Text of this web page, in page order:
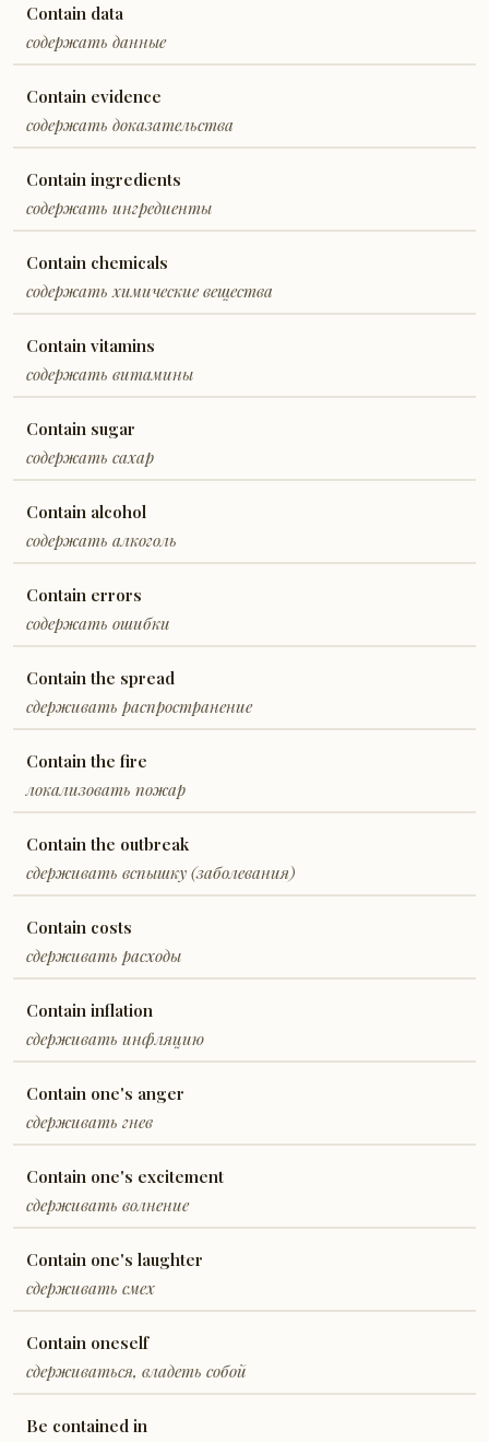
Contain data
содержать данные
Contain evidence
содержать доказательства
Contain ingredients
содержать ингредиенты
Contain chemicals
содержать химические вещества
Contain vitamins
содержать витамины
Contain sugar
содержать сахар
Contain alcohol
содержать алкоголь
Contain errors
содержать ошибки
Contain the spread
сдерживать распространение
Contain the fire
локализовать пожар
Contain the outbreak
сдерживать вспышку (заболевания)
Contain costs
сдерживать расходы
Contain inflation
сдерживать инфляцию
Contain one's anger
сдерживать гнев
Contain one's excitement
сдерживать волнение
Contain one's laughter
сдерживать смех
Contain oneself
сдерживаться, владеть собой
Be contained in